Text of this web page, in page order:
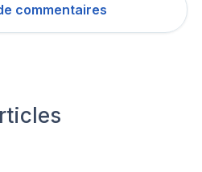
commentaires